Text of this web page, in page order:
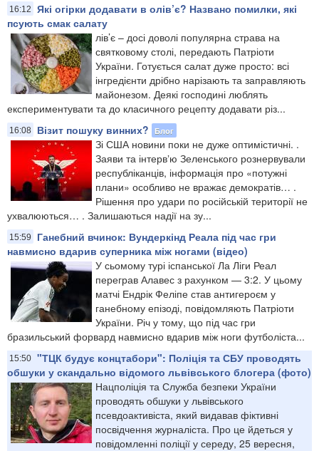
16:12
Які огірки додавати в олів’є? Названо помилки, які
псують смак салату
лів’є – досі доволі популярна страва на
святковому столі, передають Патріоти
України. Готується салат дуже просто: всі
інгредієнти дрібно нарізають та заправляють
майонезом. Деякі господині люблять
експериментувати та до класичного рецепту додавати різ...
16:08 Візит пошуку винних? Блог
Зі США новини поки не дуже оптимістичні. .
Заяви та інтервʼю Зеленського рознервували
республіканців, інформація про «потужні
плани» особливо не вражає демократів… .
Рішення про удари по російській території не
ухвалюються… . Залишаються надії на зу...
15:59
Ганебний вчинок: Вундеркінд Реала під час гри
навмисно вдарив суперника між ногами (відео)
У сьомому турі іспанської Ла Ліги Реал
переграв Алавес з рахунком — 3:2. У цьому
матчі Ендрік Феліпе став антигероєм у
ганебному епізоді, повідомляють Патріоти
України. Річ у тому, що під час гри
бразильський форвард навмисно вдарив між ноги футболіста...
15:50 "ТЦК будує концтабори": Поліція та СБУ проводять
обшуки у скандально відомого львівського блогера (фото)
Нацполіція та Служба безпеки України
проводять обшуки у львівського
псевдоактивіста, який видавав фіктивні
посвідчення журналіста. Про це йдеться у
повідомленні поліції у середу, 25 вересня,